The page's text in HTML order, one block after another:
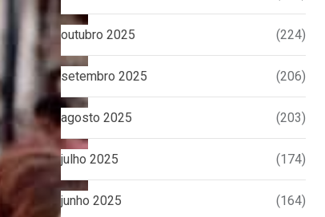
outubro 2025 (224)
setembro 2025 (206)
agosto 2025 (203)
julho 2025 (174)
junho 2025 (164)